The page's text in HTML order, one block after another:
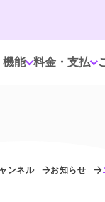
機能 料金・支払
ンネル お知らせ